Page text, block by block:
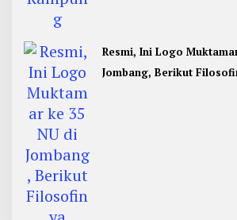
Resmi, Ini Logo
Jombang, Berikut